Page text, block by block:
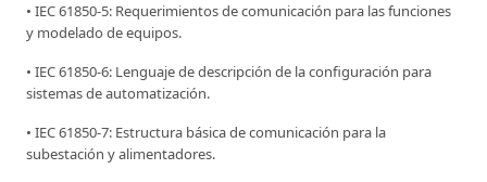
• IEC 61850-5: Requerimientos de comunicación para las funciones
y modelado de equipos.
• IEC 61850-6: Lenguaje de descripción de la configuración para
sistemas de automatización.
• IEC 61850-7: Estructura básica de comunicación para la
subestación y alimentadores.